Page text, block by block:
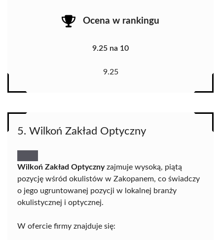
Ocena w rankingu
9.25 na 10
9.25
5. Wilkoń Zakład Optyczny
Wilkoń Zakład Optycznyzajmuje wysoką, piątą
pozycję wśród okulistów w Zakopanem, co świadczy
o jego ugruntowanej pozycji w lokalnej branży
okulistycznej i optycznej.
W ofercie firmy znajduje się: